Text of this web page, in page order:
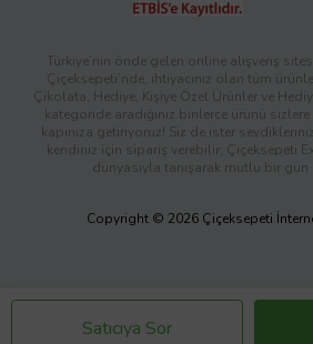
Satıcıya Sor
Türkiye’nin önde gelen online alışveriş
Çiçeksepeti’nde, ihtiyacınız olan tüm
Çikolata, Hediye, Kişiye Özel Ürünler ve
kategoride aradığınız binlerce ürünü
kapınıza getiriyoruz! Siz de ister
kendiniz için sipariş verebilir; Çiçeksepeti
dünyasıyla tanışarak mutlu bir gün
Copyright © 2026 Çiçeksepeti